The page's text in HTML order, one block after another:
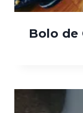
Bolo de